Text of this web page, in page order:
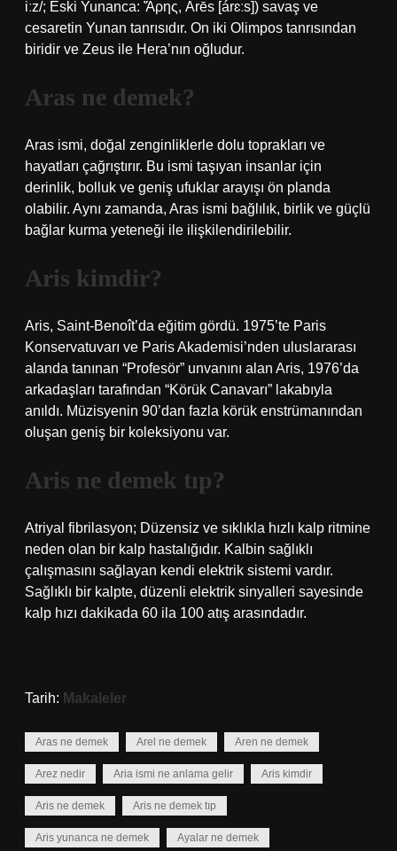
iːz/; Eski Yunanca: Ἄρης, Árēs [árɛːs]) savaş ve
cesaretin Yunan tanrısıdır. On iki Olimpos tanrısından
biridir ve Zeus ile Hera’nın oğludur.
Aras ne demek?
Aras ismi, doğal zenginliklerle dolu toprakları ve
hayatları çağrıştırır. Bu ismi taşıyan insanlar için
derinlik, bolluk ve geniş ufuklar arayışı ön planda
olabilir. Aynı zamanda, Aras ismi bağlılık, birlik ve güçlü
bağlar kurma yeteneği ile ilişkilendirilebilir.
Aris kimdir?
Aris, Saint-Benoît’da eğitim gördü. 1975’te Paris
Konservatuvarı ve Paris Akademisi’nden uluslararası
alanda tanınan “Profesör” unvanını alan Aris, 1976’da
arkadaşları tarafından “Körük Canavarı” lakabıyla
anıldı. Müzisyenin 90’dan fazla körük enstrümanından
oluşan geniş bir koleksiyonu var.
Aris ne demek tıp?
Atriyal fibrilasyon; Düzensiz ve sıklıkla hızlı kalp ritmine
neden olan bir kalp hastalığıdır. Kalbin sağlıklı
çalışmasını sağlayan kendi elektrik sistemi vardır.
Sağlıklı bir kalpte, düzenli elektrik sinyalleri sayesinde
kalp hızı dakikada 60 ila 100 atış arasındadır.
Tarih: Makaleler
Aras ne demek Arel ne demek Aren ne demek
Arez nedir Aria ismi ne anlama gelir Aris kimdir
Aris ne demek Aris ne demek tıp
Aris yunanca ne demek Ayalar ne demek